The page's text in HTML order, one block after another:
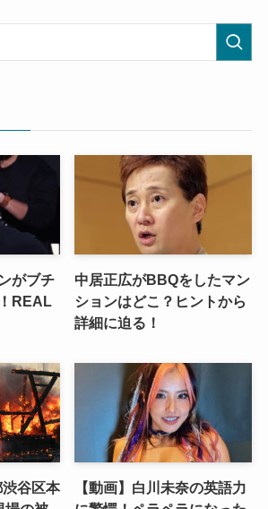
がブチ
REAL
中居正広がBBQをしたマン
ションはどこ？ヒントから
詳細に迫る！
渋谷区本
【動画】白川未奈の英語力